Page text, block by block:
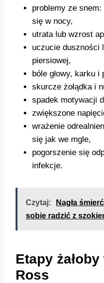
problemy ze
się w nocy,
utrata lub wzrost
uczucie duszności
piersiowej,
bóle głowy, karku i
skurcze żołądka i
spadek motywacji
zwiększone
wrażenie
się jak we mgle,
pogorszenie się
infekcje.
Czytaj:
Nagła
sobie radzić z
Etapy
Ross